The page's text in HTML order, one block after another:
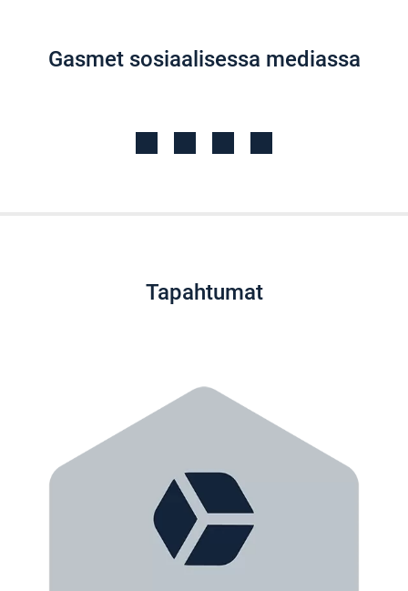
Gasmet sosiaalisessa mediassa
Tapahtumat